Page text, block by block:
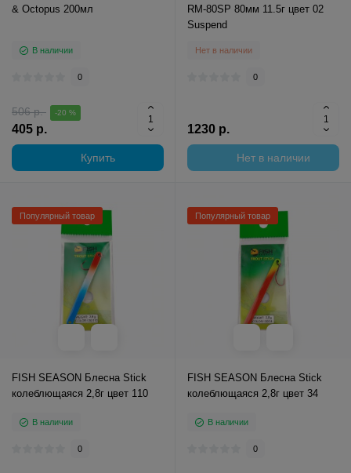
& Octopus 200мл
В наличии
0
506 р. -20 %
405 р.
Купить
RM-80SP 80мм 11.5г цвет 02
Suspend
Нет в наличии
0
1230 р.
Нет в наличии
Популярный товар
FISH SEASON Блесна Stick
колеблющаяся 2,8г цвет 110
В наличии
0
Популярный товар
FISH SEASON Блесна Stick
колеблющаяся 2,8г цвет 34
В наличии
0